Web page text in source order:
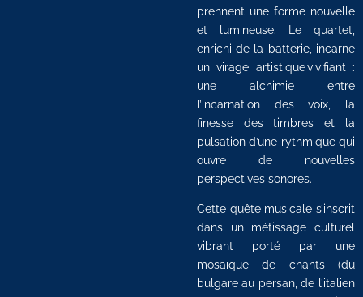
prennent une forme nouvelle
et lumineuse. Le quartet,
enrichi de la batterie, incarne
un virage artistique vivifiant :
une alchimie entre
l’incarnation des voix, la
finesse des timbres et la
pulsation d’une rythmique qui
ouvre de nouvelles
perspectives sonores.
Cette quête musicale s’inscrit
dans un métissage culturel
vibrant porté par une
mosaïque de chants (du
bulgare au persan, de l’italien